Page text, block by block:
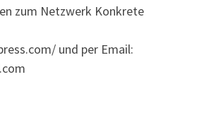
zum Netzwerk Konkrete
und per Email: